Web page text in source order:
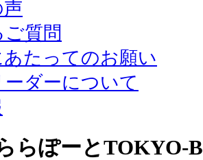
質問
あたってのお願い
ダーについて
らぽーと